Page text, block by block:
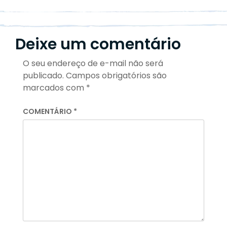
Deixe um comentário
O seu endereço de e-mail não será
publicado. Campos obrigatórios são
marcados com *
COMENTÁRIO *